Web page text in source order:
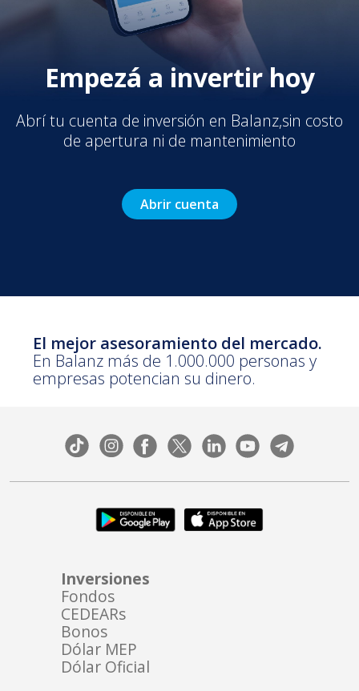
Empezá a invertir hoy
Abrí tu cuenta de inversión en Balanz,sin costo
de apertura ni de mantenimiento
Abrir cuenta
El mejor asesoramiento del mercado.
En Balanz más de 1.000.000 personas y
empresas potencian su dinero.
Inversiones
Fondos
CEDEARs
Bonos
Dólar MEP
Dólar Oficial